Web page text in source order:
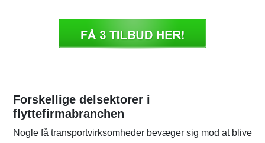
Forskellige delsektorer i
flyttefirmabranchen
Nogle få transportvirksomheder bevæger sig mod at blive